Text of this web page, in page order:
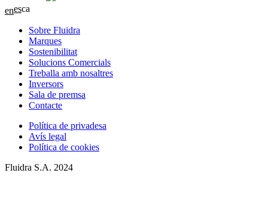
enesca
Sobre Fluidra
Marques
Sostenibilitat
Solucions Comercials
Treballa amb nosaltres
Inversors
Sala de premsa
Contacte
Política de privadesa
Avís legal
Política de cookies
Fluidra S.A. 2024